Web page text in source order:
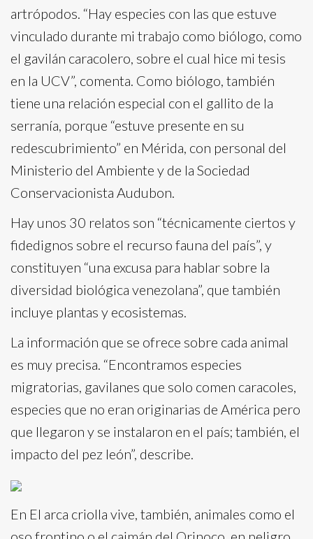
artrópodos. “Hay especies con las que estuve
vinculado durante mi trabajo como biólogo, como
el gavilán caracolero, sobre el cual hice mi tesis
en la UCV”, comenta. Como biólogo, también
tiene una relación especial con el gallito de la
serranía, porque “estuve presente en su
redescubrimiento” en Mérida, con personal del
Ministerio del Ambiente y de la Sociedad
Conservacionista Audubon.
Hay unos 30 relatos son “técnicamente ciertos y
fidedignos sobre el recurso fauna del país”, y
constituyen “una excusa para hablar sobre la
diversidad biológica venezolana”, que también
incluye plantas y ecosistemas.
La información que se ofrece sobre cada animal
es muy precisa. “Encontramos especies
migratorias, gavilanes que solo comen caracoles,
especies que no eran originarias de América pero
que llegaron y se instalaron en el país; también, el
impacto del pez león”, describe.
En El arca criolla vive, también, animales como el